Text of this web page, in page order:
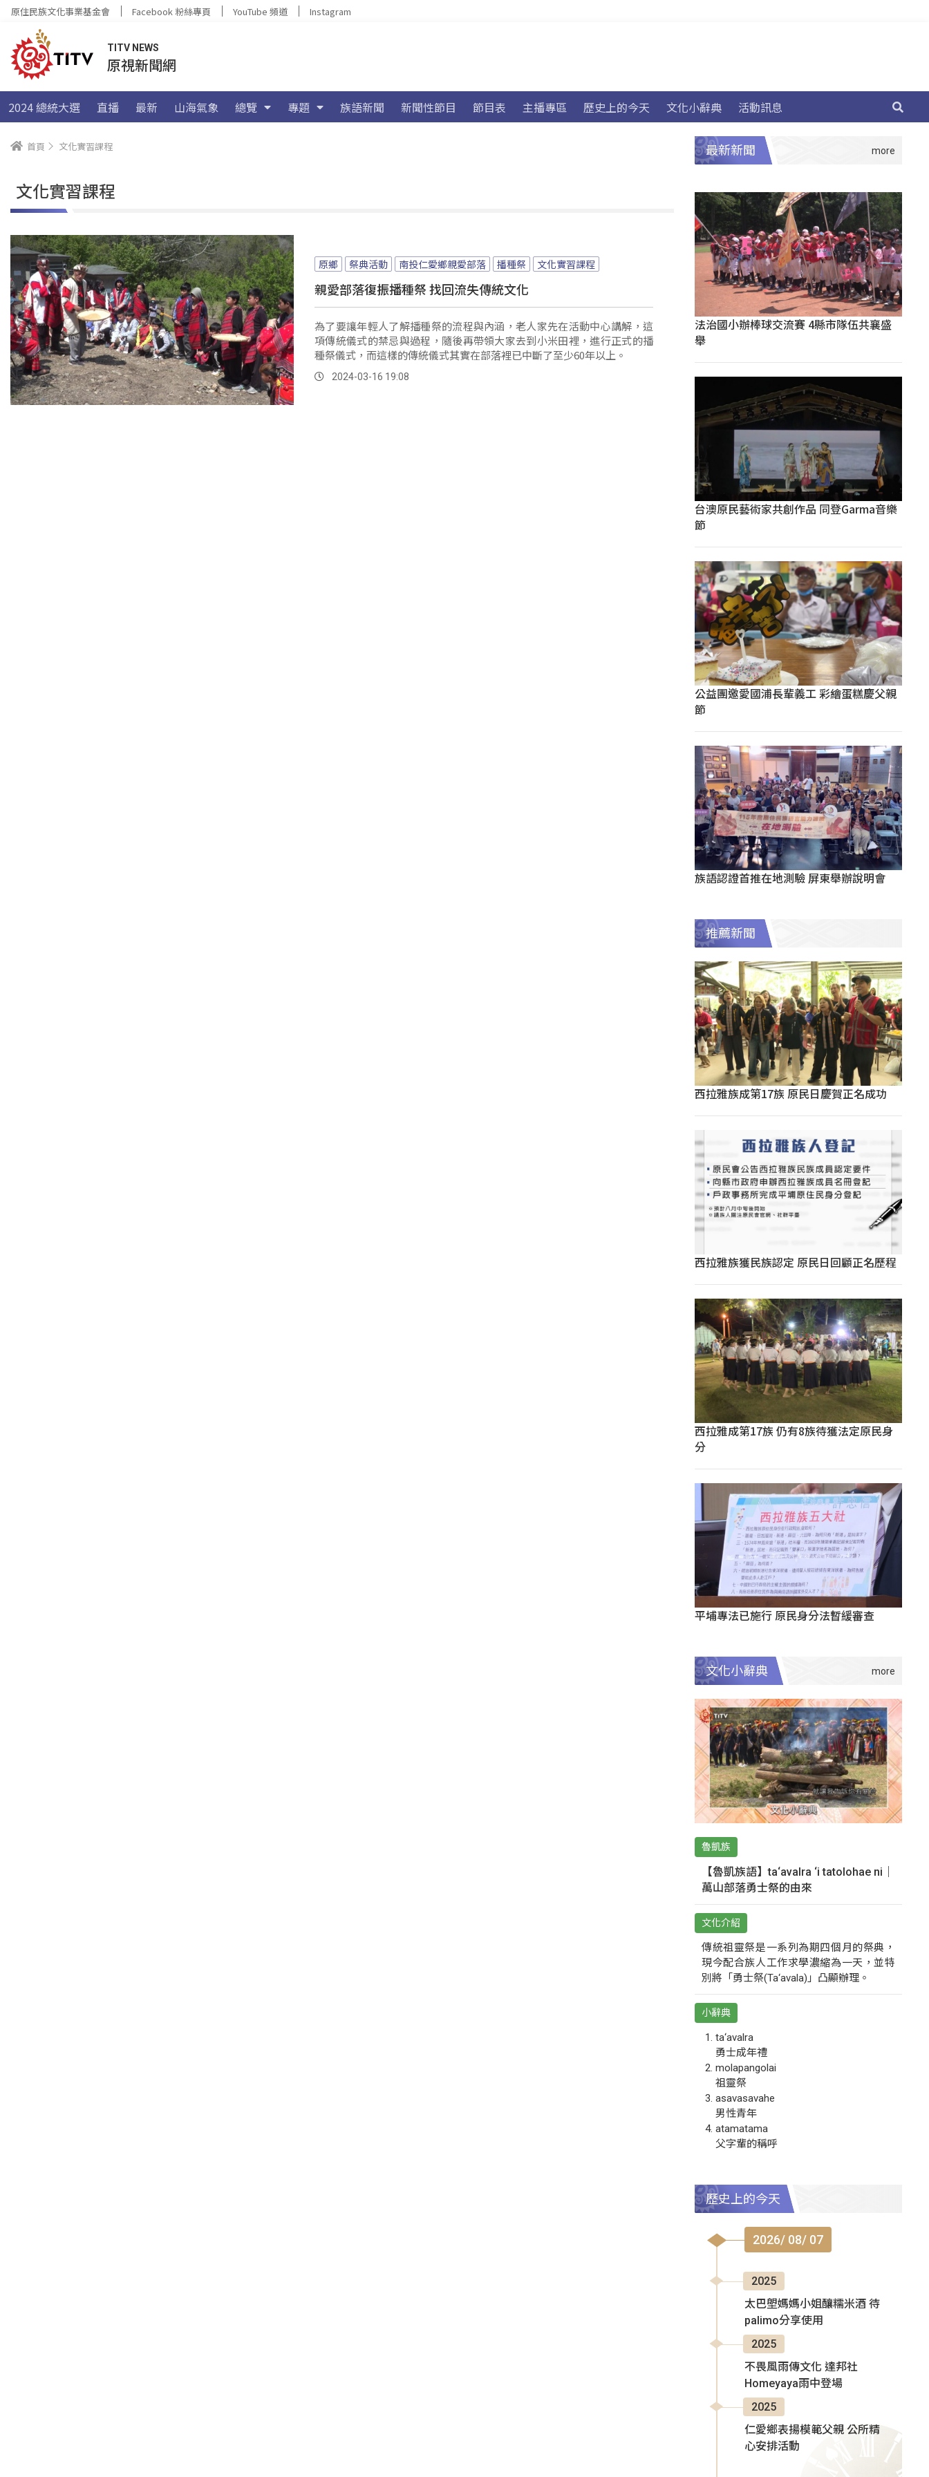
原住民族文化事業基金會 Facebook 粉絲專頁 YouTube 頻道 Instagram
TITV NEWS
原視新聞網
2024 總統大選 直播 最新 山海氣象 總覽 專題 族語新聞 新聞性節目 節目表 主播專區 歷史上的今天 文化小辭典 活動訊息
首頁 文化實習課程
文化實習課程
原鄉 祭典活動 南投仁愛鄉親愛部落 播種祭 文化實習課程
親愛部落復振播種祭 找回流失傳統文化
為了要讓年輕人了解播種祭的流程與內涵，老人家先在活動中心講解，這
項傳統儀式的禁忌與過程，隨後再帶領大家去到小米田裡，進行正式的播
種祭儀式，而這樣的傳統儀式其實在部落裡已中斷了至少60年以上。
2024-03-16 19:08
最新新聞
法治國小辦棒球交流賽 4縣市隊伍共襄盛
舉
台澳原民藝術家共創作品 同登Garma音樂
節
公益團邀愛國浦長輩義工 彩繪蛋糕慶父親
節
族語認證首推在地測驗 屏東舉辦說明會
推薦新聞
西拉雅族成第17族 原民日慶賀正名成功
西拉雅族獲民族認定 原民日回顧正名歷程
西拉雅成第17族 仍有8族待獲法定原民身
分
平埔專法已施行 原民身分法暫緩審查
文化小辭典
魯凱族
【魯凱族語】ta‘avalra ‘i tatolohae ni｜
萬山部落勇士祭的由來
文化介紹
傳統祖靈祭是一系列為期四個月的祭典，
現今配合族人工作求學濃縮為一天，並特
別將「勇士祭(Ta‘avala)」凸顯辦理。
小辭典
ta‘avalra
勇士成年禮
molapangolai
祖靈祭
asavasavahe
男性青年
atamatama
父字輩的稱呼
歷史上的今天
2026/ 08/ 07
2025
太巴塱媽媽小姐釀糯米酒 待
palimo分享使用
2025
不畏風雨傳文化 達邦社
Homeyaya雨中登場
2025
仁愛鄉表揚模範父親 公所精
心安排活動